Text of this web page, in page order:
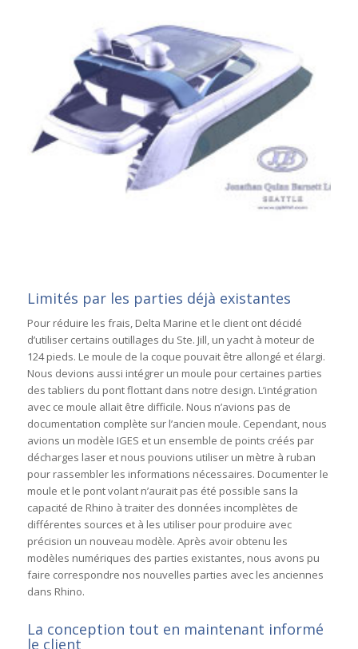
Limités par les parties déjà existantes
Pour réduire les frais, Delta Marine et le client ont décidé
d’utiliser certains outillages du Ste. Jill, un yacht à moteur de
124 pieds. Le moule de la coque pouvait être allongé et élargi.
Nous devions aussi intégrer un moule pour certaines parties
des tabliers du pont flottant dans notre design. L’intégration
avec ce moule allait être difficile. Nous n’avions pas de
documentation complète sur l’ancien moule. Cependant, nous
avions un modèle IGES et un ensemble de points créés par
décharges laser et nous pouvions utiliser un mètre à ruban
pour rassembler les informations nécessaires. Documenter le
moule et le pont volant n’aurait pas été possible sans la
capacité de Rhino à traiter des données incomplètes de
différentes sources et à les utiliser pour produire avec
précision un nouveau modèle. Après avoir obtenu les
modèles numériques des parties existantes, nous avons pu
faire correspondre nos nouvelles parties avec les anciennes
dans Rhino.
La conception tout en maintenant informé
le client